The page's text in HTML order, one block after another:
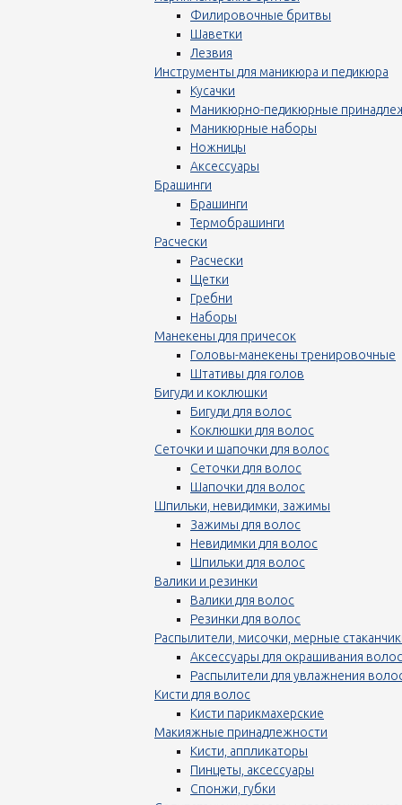
Филировочные бритвы
Шаветки
Лезвия
Инструменты для маникюра и педикюра
Кусачки
Маникюрно-педикюрные
Маникюрные наборы
Ножницы
Аксессуары
Брашинги
Брашинги
Термобрашинги
Расчески
Расчески
Щетки
Гребни
Наборы
Манекены для причесок
Головы-манекены тренировочные
Штативы для голов
Бигуди и коклюшки
Бигуди для волос
Коклюшки для волос
Сеточки и шапочки для волос
Сеточки для волос
Шапочки для волос
Шпильки, невидимки, зажимы
Зажимы для волос
Невидимки для волос
Шпильки для волос
Валики и резинки
Валики для волос
Резинки для волос
Распылители, мисочки, мерные
Аксессуары для окрашивания волос
Распылители для увлажнения
Кисти для волос
Кисти парикмахерские
Макияжные принадлежности
Кисти, аппликаторы
Пинцеты, аксессуары
Спонжи, губки